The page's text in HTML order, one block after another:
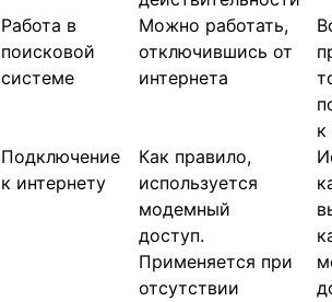
Работа в
поисковой
системе
Можно работать,
отключившись от
интернета
к
Подключение
к интернету
Как правило,
используется
модемный
доступ.
Применяется при
отсутствии